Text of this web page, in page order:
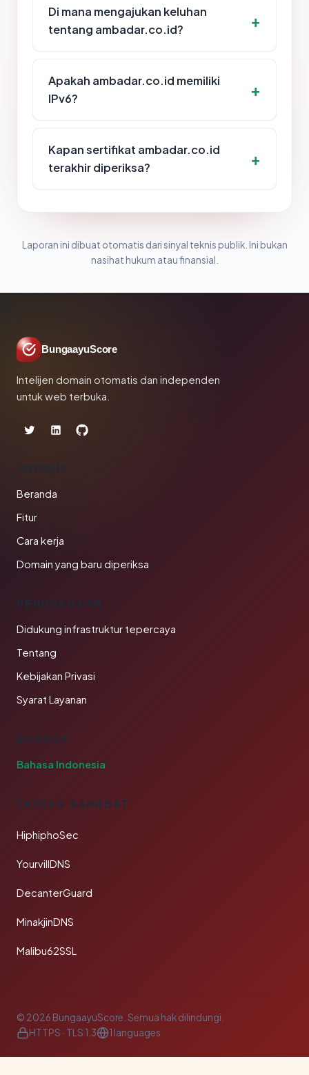
Di mana mengajukan keluhan
tentang ambadar.co.id?
Apakah ambadar.co.id memiliki
IPv6?
Kapan sertifikat ambadar.co.id
terakhir diperiksa?
Laporan ini dibuat otomatis dari sinyal teknis publik. Ini bukan
nasihat hukum atau finansial.
BungaayuScore
Intelijen domain otomatis dan independen
untuk web terbuka.
PRODUK
Beranda
Fitur
Cara kerja
Domain yang baru diperiksa
PERUSAHAAN
Didukung infrastruktur tepercaya
Tentang
Kebijakan Privasi
Syarat Layanan
BAHASA
Bahasa Indonesia
TAUTAN SAHABAT
HiphiphoSec
YourvillDNS
DecanterGuard
MinakjinDNS
Malibu62SSL
© 2026 BungaayuScore. Semua hak dilindungi.
HTTPS · TLS 1.3
1 languages